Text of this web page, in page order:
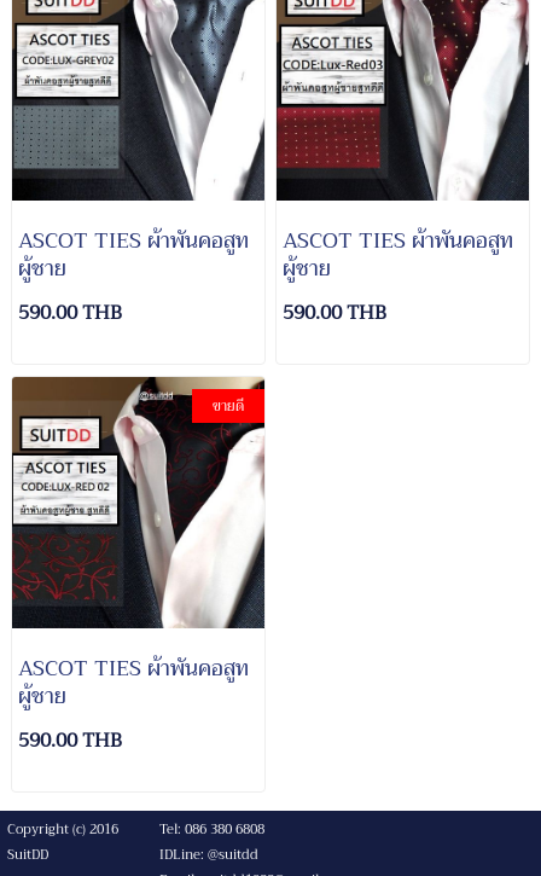
ASCOT TIES ผ้าพันคอสูท
ผู้ชาย
590.00 THB
ASCOT TIES ผ้าพันคอสูท
ผู้ชาย
590.00 THB
ขายดี
ASCOT TIES ผ้าพันคอสูท
ผู้ชาย
590.00 THB
Copyright (c) 2016
Tel: 086 380 6808
SuitDD
IDLine: @suitdd